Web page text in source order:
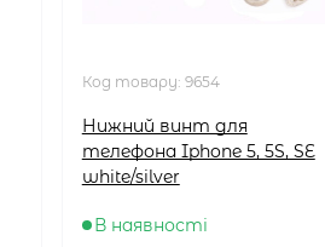
Код товару: 9654
Нижний винт для
телефона Iphone 5, 5S, SE
white/silver
В наявності